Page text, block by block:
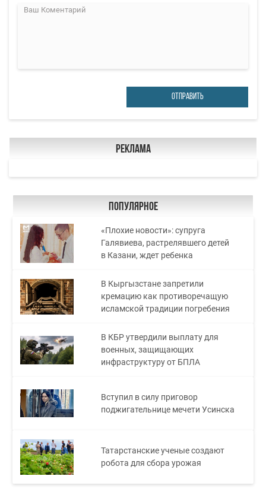
ОТПРАВИТЬ
Реклама
Популярное
«Плохие новости»: супруга
Галявиева, растрелявшего детей
в Казани, ждет ребенка
В Кыргызстане запретили
кремацию как противоречащую
исламской традиции погребения
В КБР утвердили выплату для
военных, защищающих
инфраструктуру от БПЛА
Вступил в силу приговор
поджигательнице мечети Усинска
Татарстанские ученые создают
робота для сбора урожая